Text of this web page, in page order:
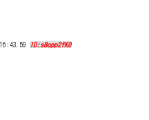
ID:s8opp2fK0